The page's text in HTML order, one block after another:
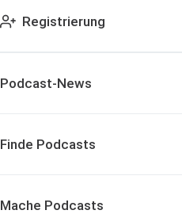
Registrierung
Podcast-News
Finde Podcasts
Mache Podcasts